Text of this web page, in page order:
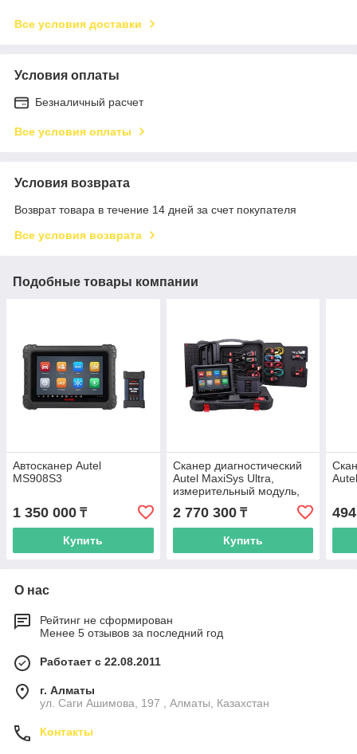
Все условия доставки
Условия оплаты
Безналичный расчет
Все условия оплаты
Условия возврата
Возврат товара в течение 14 дней за счет покупателя
Все условия возврата
Подобные товары компании
Автосканер Autel
MS908S3
1 350 000 ₸
Купить
Сканер диагностический
Autel MaxiSys Ultra,
измерительный модуль,
J2534, DoIP, D-PDU
2 770 300₸
Купить
О нас
Рейтинг не сформирован
Менее 5 отзывов за последний год
Работает с 22.08.2011
г. Алматы
ул. Саги Ашимова, 197 , Алматы, Казахстан
Контакты